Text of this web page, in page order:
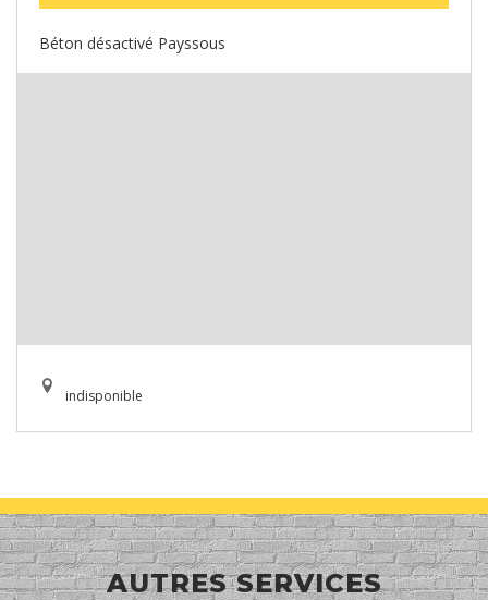
Béton désactivé Payssous
indisponible
AUTRES SERVICES